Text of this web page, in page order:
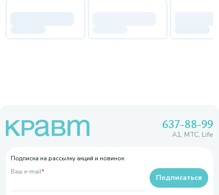
637-88-99
A1, МТС, Life
Подписка на рассылку акций и новинок
Ваш e-mail*
Подписаться